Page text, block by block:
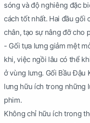
sóng và độ nghiêng đặc
cách tốt nhất. Hai đầu gối
chân, tạo sự nâng đỡ cho
- Gối tựa lưng giảm mệt
khi, việc ngồi lâu có thể
ở vùng lưng. Gối Bầu Đậu
lưng hữu ích trong những
phim.
Không chỉ hữu ích trong